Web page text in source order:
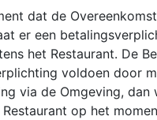
dat de
er een
het Restaurant. De
voldoen door
via de Omgeving, dan
op het